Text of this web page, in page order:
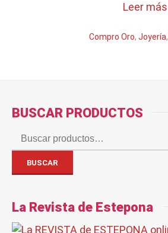
Leer más
Compro Oro, Joyería,
BUSCAR PRODUCTOS
Buscar
por:
BUSCAR
La Revista de Estepona